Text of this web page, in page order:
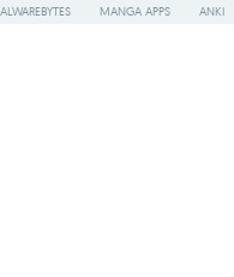
MANGA APPS ANKI